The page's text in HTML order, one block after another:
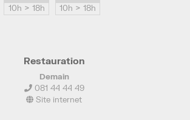
10h > 18h
10h > 18h
Restauration
Demain
081 44 44 49
Site internet